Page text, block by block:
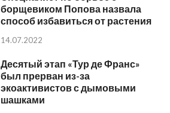
борщевиком Попова назвала
способ избавиться от растения
14.07.2022
Десятый этап «Тур де Франс»
был прерван из-за
экоактивистов с дымовыми
шашками